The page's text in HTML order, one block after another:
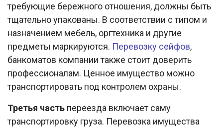
требующие бережного отношения, должны быть
тщательно упакованы. В соответствии с типом и
назначением мебель, оргтехника и другие
предметы маркируются. Перевозку сейфов,
банкоматов компании также стоит доверить
профессионалам. Ценное имущество можно
транспортировать под контролем охраны.
Третья часть переезда включает саму
транспортировку груза. Перевозка имущества